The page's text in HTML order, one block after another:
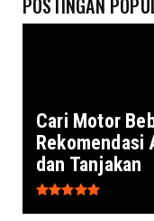
POSTINGAN
Cari Motor
Rekomendasi
dan Tanjakan